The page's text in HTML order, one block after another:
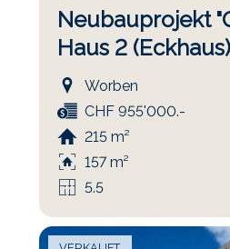
Neubauprojekt
Haus 2 (Eckhaus)
Worben
CHF 955'000.-
215 m²
157 m²
5.5